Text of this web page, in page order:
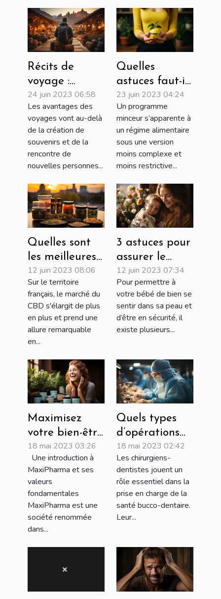
Récits de
voyage :
Meilleurs
façons dont
voyager peut-
être bénéfique
pour votre
santé mentale
24 juin 2023 06:58
Les avantages des
voyages vont au-delà
de la création de
souvenirs et de la
rencontre de
nouvelles personnes...
Quelles
astuces faut-il
utiliser pour
choisir un bon
programme
minceur ?
23 juin 2023 04:24
Un programme
minceur s’apparente à
un régime alimentaire
sous une version
moins complexe et
moins restrictive...
Quelles sont
les meilleures
plateformes
pour se
procurer du
CBD en France
?
12 juin 2023 08:06
Sur le territoire
français, le marché du
CBD s'élargit de plus
en plus et prend une
allure remarquable
en...
3 astuces pour
assurer le
bien-être de
votre nouveau-
né
12 juin 2023 07:34
Pour permettre à
votre bébé de bien se
sentir dans sa peau et
d’être en sécurité, il
existe plusieurs...
Maximisez
votre bien-être
avec les
produits
MaxiPharma
18 mai 2023 03:26
Une introduction à
MaxiPharma et ses
valeurs
fondamentales
MaxiPharma est une
société renommée
dans...
Quels types
d’opérations
peut effectuer
un chirurgien-
dentiste ?
18 mai 2023 02:42
Les chirurgiens-
dentistes jouent un
rôle essentiel dans la
prise en charge de la
santé bucco-dentaire.
Leur...